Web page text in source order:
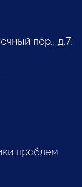
пер., д.7.
проблем